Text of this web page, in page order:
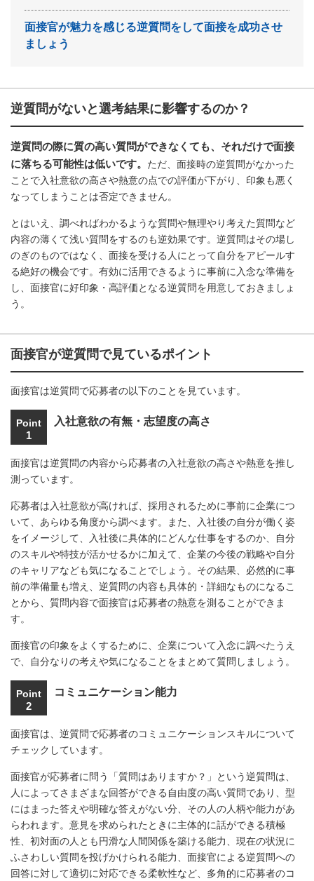
面接官が魅力を感じる逆質問をして面接を成功させ
ましょう
逆質問がないと選考結果に影響するのか？
逆質問の際に質の高い質問ができなくても、それだけで面接
に落ちる可能性は低いです。 ただ、面接時の逆質問がなかった
ことで入社意欲の高さや熱意の点での評価が下がり、印象も悪く
なってしまうことは否定できません。
とはいえ、調べればわかるような質問や無理やり考えた質問など
内容の薄くて浅い質問をするのも逆効果です。逆質問はその場し
のぎのものではなく、面接を受ける人にとって自分をアピールす
る絶好の機会です。有効に活用できるように事前に入念な準備を
し、面接官に好印象・高評価となる逆質問を用意しておきましょ
う。
面接官が逆質問で見ているポイント
面接官は逆質問で応募者の以下のことを見ています。
Point
1
入社意欲の有無・志望度の高さ
面接官は逆質問の内容から応募者の入社意欲の高さや熱意を推し
測っています。
応募者は入社意欲が高ければ、採用されるために事前に企業につ
いて、あらゆる角度から調べます。また、入社後の自分が働く姿
をイメージして、入社後に具体的にどんな仕事をするのか、自分
のスキルや特技が活かせるかに加えて、企業の今後の戦略や自分
のキャリアなども気になることでしょう。その結果、必然的に事
前の準備量も増え、逆質問の内容も具体的・詳細なものになるこ
とから、質問内容で面接官は応募者の熱意を測ることができま
す。
面接官の印象をよくするために、企業について入念に調べたうえ
で、自分なりの考えや気になることをまとめて質問しましょう。
Point
2
コミュニケーション能力
面接官は、逆質問で応募者のコミュニケーションスキルについて
チェックしています。
面接官が応募者に問う「質問はありますか？」という逆質問は、
人によってさまざまな回答ができる自由度の高い質問であり、型
にはまった答えや明確な答えがない分、その人の人柄や能力があ
らわれます。意見を求められたときに主体的に話ができる積極
性、初対面の人とも円滑な人間関係を築ける能力、現在の状況に
ふさわしい質問を投げかけられる能力、面接官による逆質問への
回答に対して適切に対応できる柔軟性など、多角的に応募者のコ